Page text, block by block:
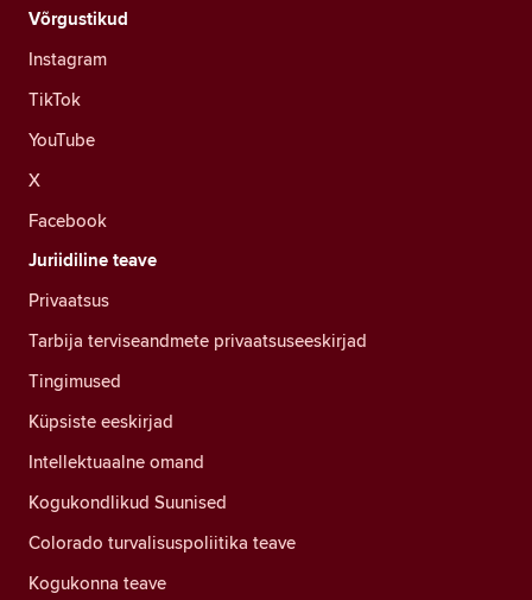
Võrgustikud
Instagram
TikTok
YouTube
X
Facebook
Juriidiline teave
Privaatsus
Tarbija terviseandmete privaatsuseeskirjad
Tingimused
Küpsiste eeskirjad
Intellektuaalne omand
Kogukondlikud Suunised
Colorado turvalisuspoliitika teave
Kogukonna teave